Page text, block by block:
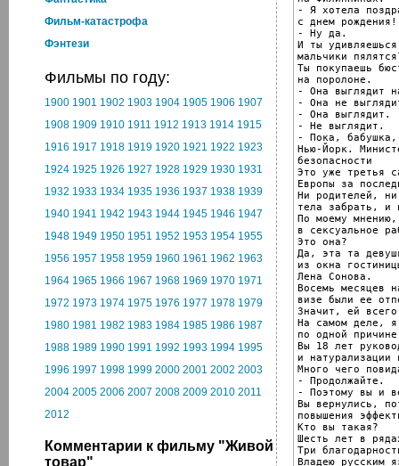
Фильм-катастрофа
Фэнтези
Фильмы по году:
1900 1901 1902 1903 1904 1905 1906 1907
1908 1909 1910 1911 1912 1913 1914 1915
1916 1917 1918 1919 1920 1921 1922 1923
1924 1925 1926 1927 1928 1929 1930 1931
1932 1933 1934 1935 1936 1937 1938 1939
1940 1941 1942 1943 1944 1945 1946 1947
1948 1949 1950 1951 1952 1953 1954 1955
1956 1957 1958 1959 1960 1961 1962 1963
1964 1965 1966 1967 1968 1969 1970 1971
1972 1973 1974 1975 1976 1977 1978 1979
1980 1981 1982 1983 1984 1985 1986 1987
1988 1989 1990 1991 1992 1993 1994 1995
1996 1997 1998 1999 2000 2001 2002 2003
2004 2005 2006 2007 2008 2009 2010 2011
2012
Комментарии к фильму "Живой
товар"
- Я хотела
с днем рождения!
- Ну да.
И ты
мальчики
Ты покупаешь
на поролоне.
- Она выглядит
- Она не
- Она выглядит.
- Не выглядит.
- Пока,
Нью-Йорк.
безопасности
Это уже третья
Европы за
Ни родителей,
тела забрать, и
По моему
в сексуальное
Это она?
Да, эта та
из окна
Лена Сонова.
Восемь месяцев
визе были ее
Значит, ей
На самом деле, я
по одной
Вы 18 лет
и
Много чего
- Продолжайте.
- Поэтому вы и
Вы вернулись,
повышения
Кто вы такая?
Шесть лет в
Три
Владею русским